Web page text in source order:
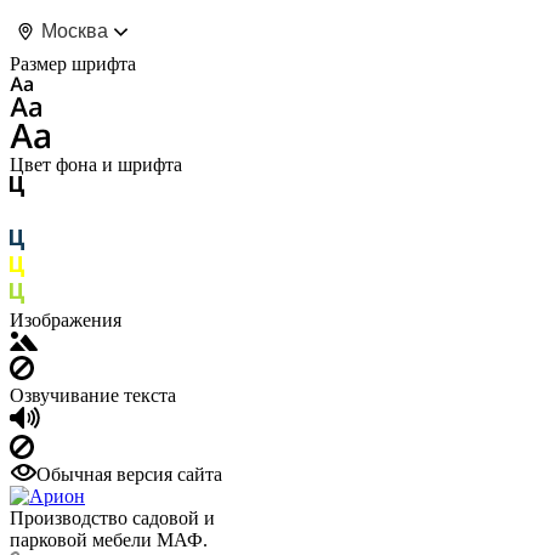
Москва
Размер шрифта
Цвет фона и шрифта
Изображения
Озвучивание текста
Обычная версия сайта
Производство садовой и
парковой мебели МАФ.